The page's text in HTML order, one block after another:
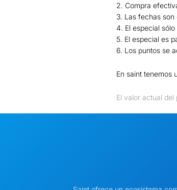
2. Compra
3. Las fechas son
4. El especial
5. El especial es
6. Los puntos se
En saint tenemos
El valor actual